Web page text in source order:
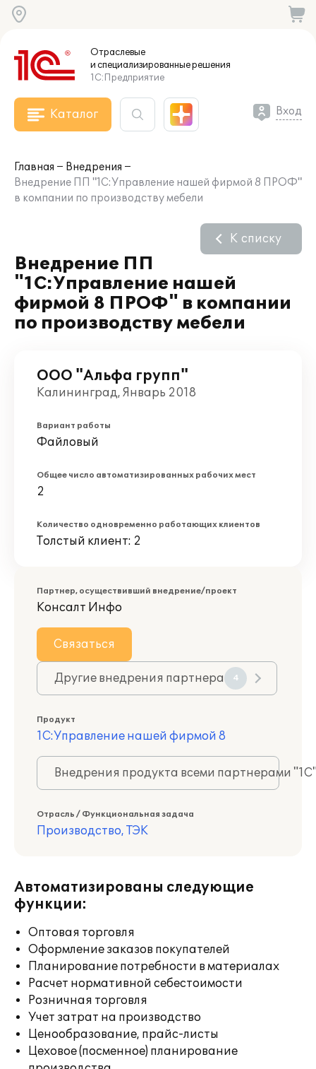
Отраслевые
и специализированныерешения
1С:Предприятие
Каталог Вход
Главная
Внедрения
Внедрение ПП "1С:Управление нашей фирмой 8 ПРОФ"
в компании по производству мебели
Внедрение ПП
"1С:Управление нашей
фирмой 8 ПРОФ" в компании
по производству мебели
К списку
ООО "Альфа групп"
Калининград, Январь 2018
Вариант работы
Файловый
Общее число автоматизированных рабочих мест
2
Количество одновременно работающих клиентов
Толстый клиент: 2
Партнер, осуществивший внедрение/проект
Консалт Инфо
Связаться
Другие внедрения партнера 4
Продукт
1С:Управление нашей фирмой 8
Внедрения продукта всеми партнерами
Отрасль / Функциональная задача
Производство, ТЭК
Автоматизированы следующие
функции:
Оптовая торговля
Оформление заказов покупателей
Планирование потребности в материалах
Расчет нормативной себестоимости
Розничная торговля
Учет затрат на производство
Ценообразование, прайс-листы
Цеховое (посменное) планирование